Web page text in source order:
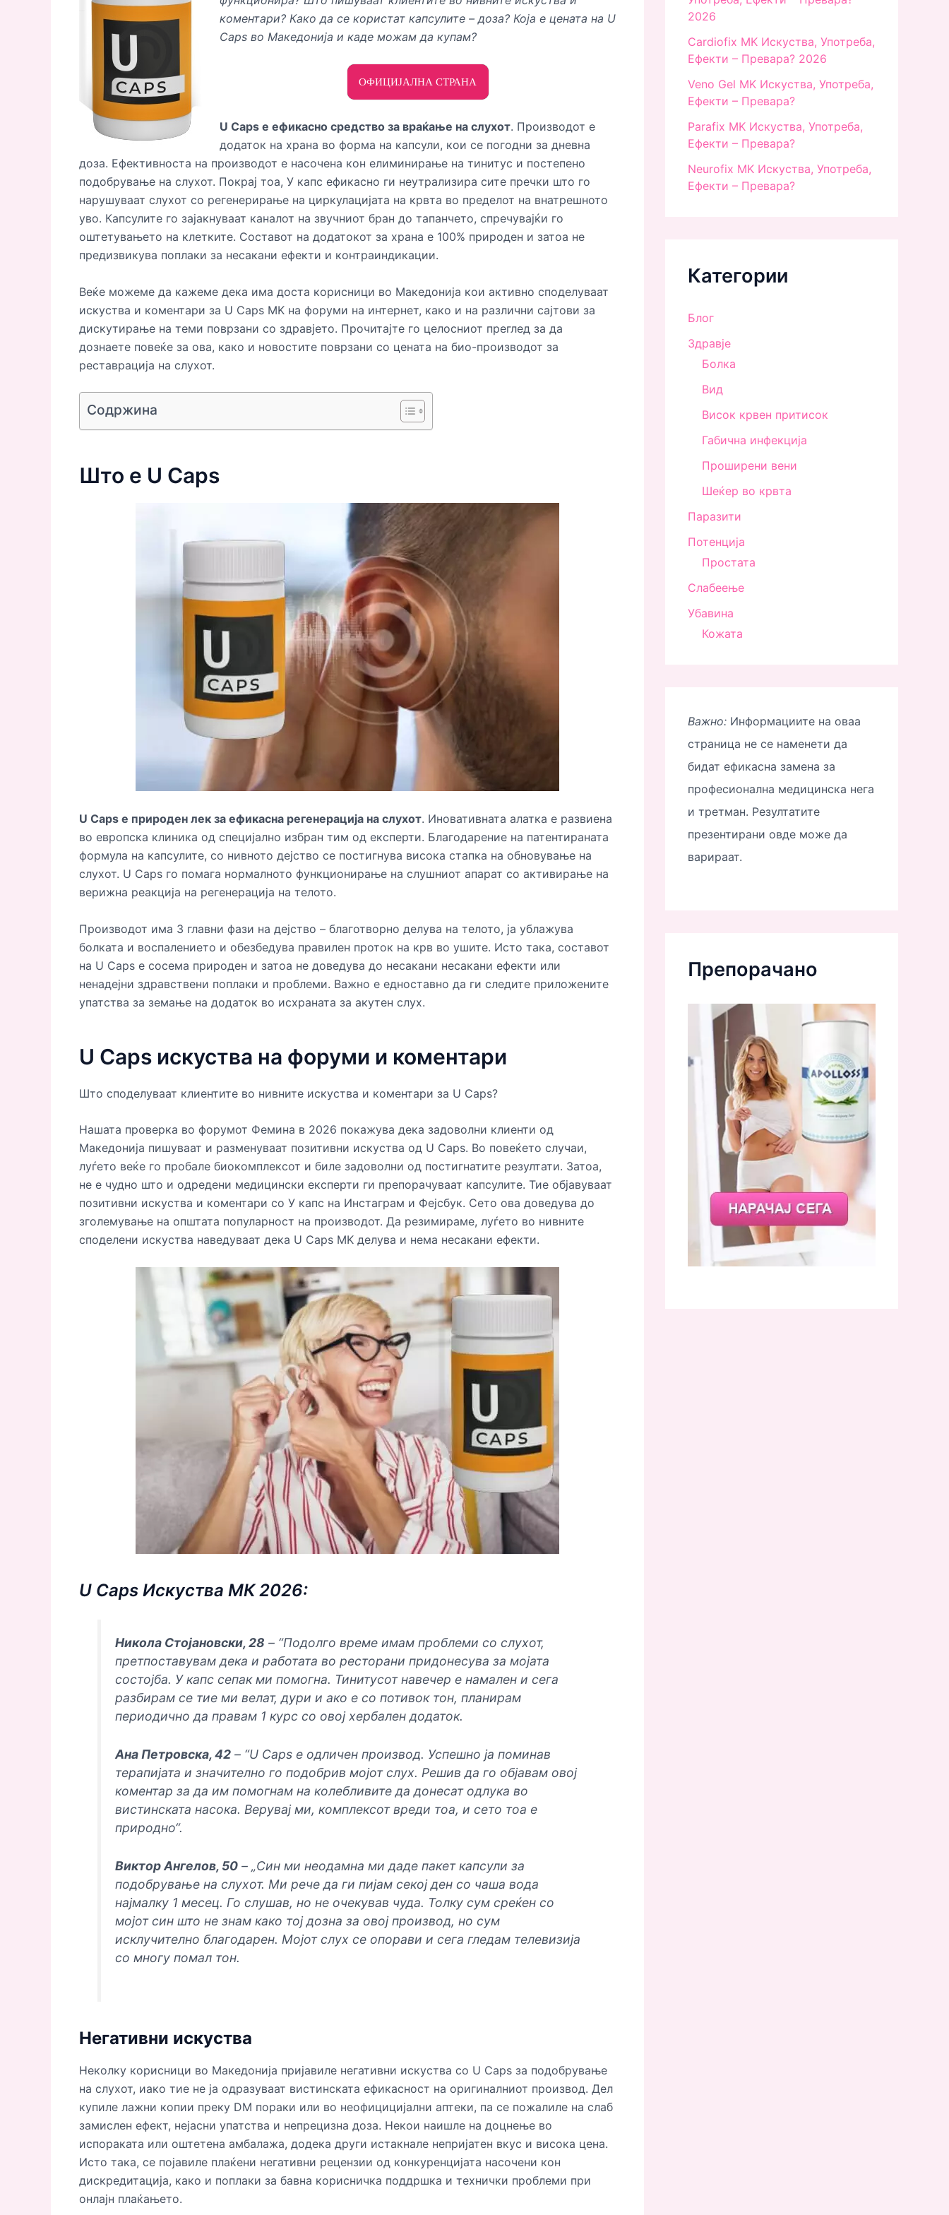
коментари? Како да се користат капсулите – доза? Која е цената на U
Caps во Македонија и каде можам да купам?
ОФИЦИЈАЛНА СТРАНА
U Caps е ефикасно средство за враќање на слухот. Производот е
додаток на храна во форма на капсули, кои се погодни за дневна
доза. Ефективноста на производот е насочена кон елиминирање на тинитус и постепено
подобрување на слухот. Покрај тоа, У капс ефикасно ги неутрализира сите пречки што го
нарушуваат слухот со регенерирање на циркулацијата на крвта во пределот на внатрешното
уво. Капсулите го зајакнуваат каналот на звучниот бран до тапанчето, спречувајќи го
оштетувањето на клетките. Составот на додатокот за храна е 100% природен и затоа не
предизвикува поплаки за несакани ефекти и контраиндикации.
Веќе можеме да кажеме дека има доста корисници во Македонија кои активно споделуваат
искуства и коментари за U Caps MK на форуми на интернет, како и на различни сајтови за
дискутирање на теми поврзани со здравјето. Прочитајте го целосниот преглед за да
дознаете повеќе за ова, како и новостите поврзани со цената на био-производот за
реставрација на слухот.
Содржина
Што е U Caps
U Caps е природен лек за ефикасна регенерација на слухот. Иновативната алатка е развиена
во европска клиника од специјално избран тим од експерти. Благодарение на патентираната
формула на капсулите, со нивното дејство се постигнува висока стапка на обновување на
слухот. U Caps го помага нормалното функционирање на слушниот апарат со активирање на
верижна реакција на регенерација на телото.
Производот има 3 главни фази на дејство – благотворно делува на телото, ја ублажува
болката и воспалението и обезбедува правилен проток на крв во ушите. Исто така, составот
на U Caps е сосема природен и затоа не доведува до несакани несакани ефекти или
ненадејни здравствени поплаки и проблеми. Важно е едноставно да ги следите приложените
упатства за земање на додаток во исхраната за акутен слух.
U Caps искуства на форуми и коментари
Што споделуваат клиентите во нивните искуства и коментари за U Caps?
Нашата проверка во форумот Фемина в 2026 покажува дека задоволни клиенти од
Македонија пишуваат и разменуваат позитивни искуства од U Caps. Во повеќето случаи,
луѓето веќе го пробале биокомплексот и биле задоволни од постигнатите резултати. Затоа,
не е чудно што и одредени медицински експерти ги препорачуваат капсулите. Тие објавуваат
позитивни искуства и коментари со У капс на Инстаграм и Фејсбук. Сето ова доведува до
зголемување на општата популарност на производот. Да резимираме, луѓето во нивните
споделени искуства наведуваат дека U Caps MK делува и нема несакани ефекти.
U Caps Искуства МК 2026:
Никола Стојановски, 28 – “Подолго време имам проблеми со слухот,
претпоставувам дека и работата во ресторани придонесува за мојата
состојба. У капс сепак ми помогна. Тинитусот навечер е намален и сега
разбирам се тие ми велат, дури и ако е со потивок тон, планирам
периодично да правам 1 курс со овој хербален додаток.
Ана Петровска, 42 – “U Caps е одличен производ. Успешно ја поминав
терапијата и значително го подобрив мојот слух. Решив да го објавам овој
коментар за да им помогнам на колебливите да донесат одлука во
вистинската насока. Верувај ми, комплексот вреди тоа, и сето тоа е
природно“.
Виктор Ангелов, 50 – „Син ми неодамна ми даде пакет капсули за
подобрување на слухот. Ми рече да ги пијам секој ден со чаша вода
најмалку 1 месец. Го слушав, но не очекував чуда. Толку сум среќен со
мојот син што не знам како тој дозна за овој производ, но сум
исклучително благодарен. Мојот слух се опорави и сега гледам телевизија
со многу помал тон.
Негативни искуства
Неколку корисници во Македонија пријавиле негативни искуства со U Caps за подобрување
на слухот, иако тие не ја одразуваат вистинската ефикасност на оригиналниот производ. Дел
купиле лажни копии преку DM пораки или во неофицицијални аптеки, па се пожалиле на слаб
замислен ефект, нејасни упатства и непрецизна доза. Некои наишле на доцнење во
испораката или оштетена амбалажа, додека други истакнале непријатен вкус и висока цена.
Исто така, се појавиле плаќени негативни рецензии од конкуренцијата насочени кон
дискредитација, како и поплаки за бавна корисничка поддршка и технички проблеми при
онлајн плаќањето.
2026
Cardiofix MK Искуства, Употреба,
Ефекти – Превара? 2026
Veno Gel MK Искуства, Употреба,
Ефекти – Превара?
Parafix MK Искуства, Употреба,
Ефекти – Превара?
Neurofix MK Искуства, Употреба,
Ефекти – Превара?
Категории
Блог
Здравjе
Болка
Вид
Висок крвен притисок
Габична инфекција
Проширени вени
Шеќер во крвта
Паразити
Потенција
Простата
Слабеење
Убавина
Кожата
Важно: Информациите на оваа
страница не се наменети да
бидат ефикасна замена за
професионална медицинска нега
и третман. Резултатите
презентирани овде може да
варираат.
Препорачано